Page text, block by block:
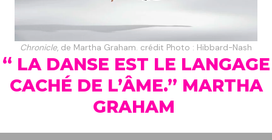
Chronicle, de Martha Graham. crédit Photo : Hibbard-Nash
“ LA DANSE EST LE LANGAGE
CACHÉ DE L’ÂME.” MARTHA
GRAHAM